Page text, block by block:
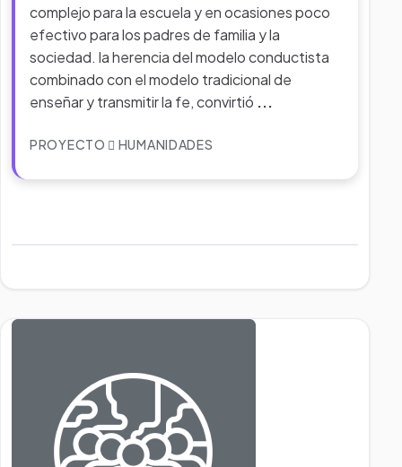
complejo para la escuela y en ocasiones poco
efectivo para los padres de familia y la
sociedad. la herencia del modelo conductista
combinado con el modelo tradicional de
enseñar y transmitir la fe, convirtió ...
PROYECTO HUMANIDADES